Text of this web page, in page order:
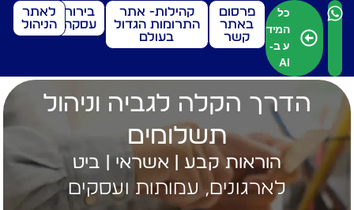
כל
המיד
ע ב-
AI
פרסום
באתר
קשר
קהילות- אתר
התרומות הגדול
בעולם
בירור
עסקה
לאתר
הניהול
הדרך הקלה לגביה וניהול
תשלומים
הוראות קבע | אשראי | ביט
לארגונים, עמותות ועסקים